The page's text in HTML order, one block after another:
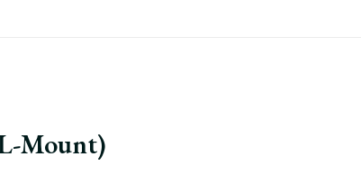
Mount)